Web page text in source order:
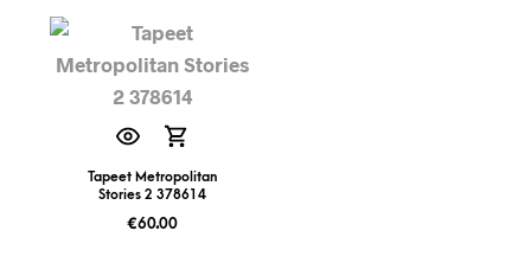
Tapeet Metropolitan
Stories 2 378614
€60.00